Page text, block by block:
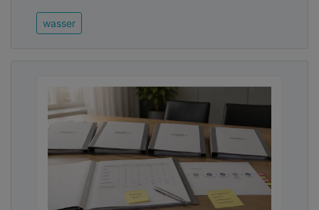
wasser